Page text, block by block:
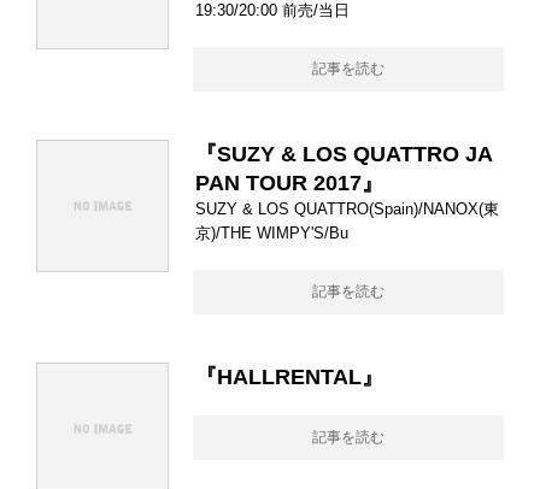
19:30/20:00 前売/当日
記事を読む
『SUZY & LOS QUATTRO JA
PAN TOUR 2017』
SUZY & LOS QUATTRO(Spain)/NANOX(東
京)/THE WIMPY'S/Bu
記事を読む
『HALLRENTAL』
記事を読む